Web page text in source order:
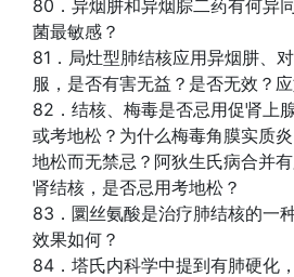
80．异烟肼和异烟腙二药有何异
菌最敏感？
81．局灶型肺结核应用异烟肼、
服，是否有害无益？是否无效？
82．结核、梅毒是否忌用促肾上
或考地松？为什么梅毒角膜实质
地松而无禁忌？阿狄生氏病合并有
肾结核，是否忌用考地松？
83．圜丝氨酸是治疗肺结核的一
效果如何？
84．塔氏内科学中提到有肺硬化